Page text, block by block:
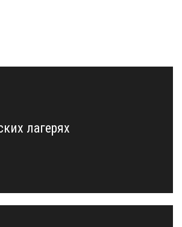
лагерях